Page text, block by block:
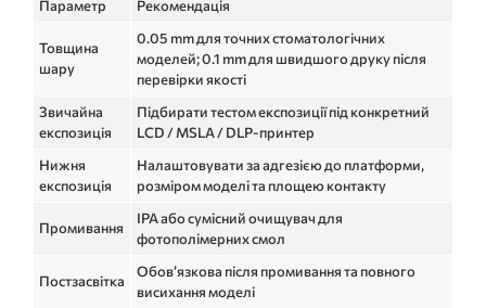
Параметр Рекомендація
Товщина
шару
0.05 mm для точних стоматологічних
моделей; 0.1 mm для швидшого друку після
перевірки якості
Звичайна
експозиція
Підбирати тестом експозиції під конкретний
LCD / MSLA / DLP-принтер
Нижня
експозиція
Налаштовувати за адгезією до платформи,
розміром моделі та площею контакту
Промивання
IPA або сумісний очищувач для
фотополімерних смол
Постзасвітка
Обов’язкова після промивання та повного
висихання моделі